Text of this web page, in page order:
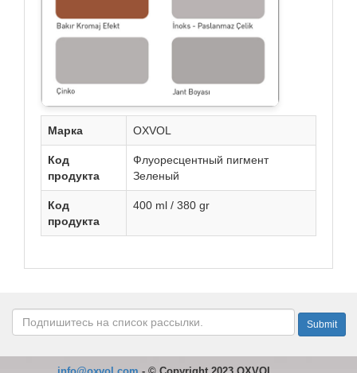
Марка OXVOL
Код
продукта
Флуоресцентный пигмент
Зеленый
Код
продукта
400 ml / 380 gr